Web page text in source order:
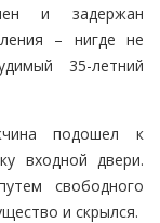
и задержан
– нигде не
35-летний
подошел к
входной двери.
свободного
и скрылся.